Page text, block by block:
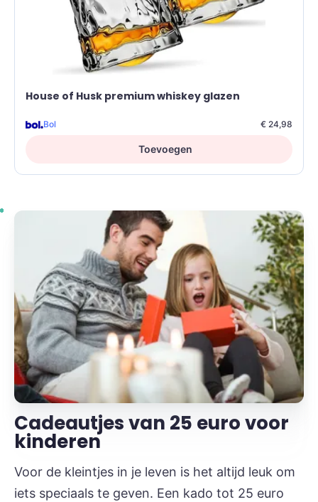
House of Husk premium whiskey glazen
Bol € 24,98
Toevoegen
Cadeautjes van 25 euro voor
kinderen
Voor de kleintjes in je leven is het altijd leuk om
iets speciaals te geven. Een kado tot 25 euro